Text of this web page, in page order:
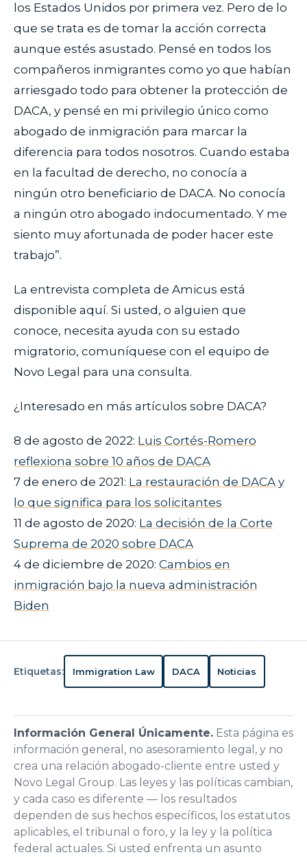
los Estados Unidos por primera vez. Pero de lo
que se trata es de tomar la acción correcta
aunque estés asustado. Pensé en todos los
compañeros inmigrantes como yo que habían
arriesgado todo para obtener la protección de
DACA, y pensé en mi privilegio único como
abogado de inmigración para marcar la
diferencia para todos nosotros. Cuando estaba
en la facultad de derecho, no conocía a
ningún otro beneficiario de DACA. No conocía
a ningún otro abogado indocumentado. Y me
siento muy afortunada de poder hacer este
trabajo”.
La entrevista completa de Amicus está
disponible aquí. Si usted, o alguien que
conoce, necesita ayuda con su estado
migratorio, comuníquese con el equipo de
Novo Legal para una consulta.
¿Interesado en más artículos sobre DACA?
8 de agosto de 2022: Luis Cortés-Romero
reflexiona sobre 10 años de DACA
7 de enero de 2021: La restauración de DACA y
lo que significa para los solicitantes
11 de agosto de 2020: La decisión de la Corte
Suprema de 2020 sobre DACA
4 de diciembre de 2020: Cambios en
inmigración bajo la nueva administración
Biden
Etiquetas: Immigration Law DACA Noticias
Información General Únicamente. Esta página es
información general, no asesoramiento legal, y no
crea una relación abogado-cliente entre usted y
Novo Legal Group. Las leyes y las políticas cambian,
y cada caso es diferente — los resultados
dependen de sus hechos específicos, los estatutos
aplicables, el tribunal o foro, y la ley y la política
federal actuales. Si usted enfrenta un asunto